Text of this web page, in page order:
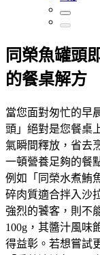
同榮魚罐頭
的餐桌解方
當您面對匆忙的早
頭」絕對是您餐桌
氣瞬間釋放，省去
一頓營養足夠的餐
例如「同榮水煮鮪
碎肉質適合拌入沙
強烈的饕客，則不
100g，其醬汁風味
得益彰。若想嘗試